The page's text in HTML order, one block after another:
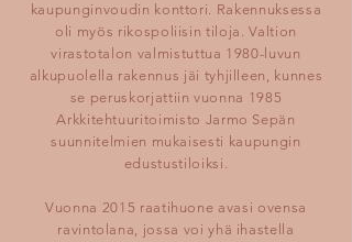
kaupunginvoudin konttori. Rakennuksessa
oli myös rikospoliisin tiloja. Valtion
virastotalon valmistuttua 1980-luvun
alkupuolella rakennus jäi tyhjilleen, kunnes
se peruskorjattiin vuonna 1985
Arkkitehtuuritoimisto Jarmo Sepän
suunnitelmien mukaisesti kaupungin
edustustiloiksi.
Vuonna 2015 raatihuone avasi ovensa
ravintolana, jossa voi yhä ihastella